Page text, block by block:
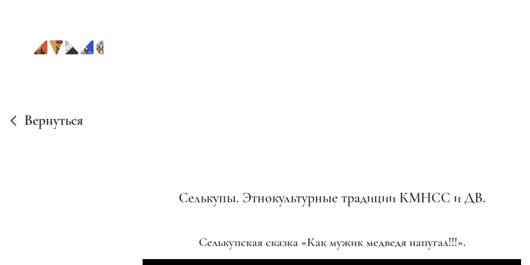
Вернуться
Селькупы. Этнокультурные традиции КМНСС и ДВ.
Селькупская сказка «Как мужик медведя напугал!!!».